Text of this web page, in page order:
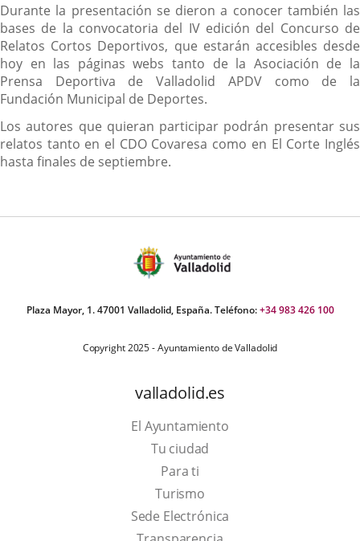
Durante la presentación se dieron a conocer también las
bases de la convocatoria del IV edición del Concurso de
Relatos Cortos Deportivos, que estarán accesibles desde
hoy en las páginas webs tanto de la Asociación de la
Prensa Deportiva de Valladolid APDV como de la
Fundación Municipal de Deportes.
Los autores que quieran participar podrán presentar sus
relatos tanto en el CDO Covaresa como en El Corte Inglés
hasta finales de septiembre.
Plaza Mayor, 1. 47001 Valladolid, España. Teléfono:+34 983 426 100
Copyright 2025 - Ayuntamiento de Valladolid
valladolid.es
El Ayuntamiento
Tu ciudad
Para ti
TurismoThis
link
Sede Electrónica